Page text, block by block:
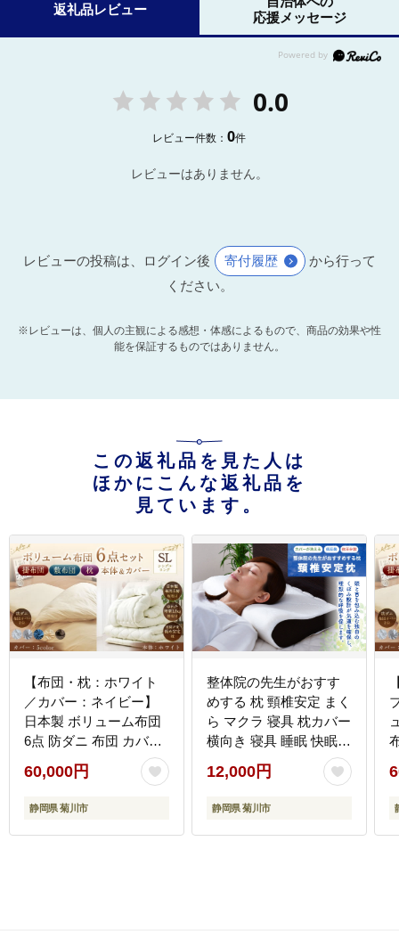
返礼品レビュー
応援メッセージ
0.0
レビュー件数：0件
レビューはありません。
レビューの投稿は、ログイン後 寄付履歴
から行って
ください。
※レビューは、個人の主観による感想・体感によるもので、商品の効果や性
能を保証するものではありません。
この返礼品を見た人は
ほかにこんな返礼品を
見ています。
【布団・枕：ホワイト
／カバー：ネイビー】
日本製 ボリューム布団
6点 防ダニ 布団 カバー
セット 枕 枕カバー 布団
カバー ふとん 布団セッ
ト 寝具 敷布団 掛け布団
60,000円
静岡県 菊川市
整体院の先生がおすす
めする 枕 頸椎安定 まく
ら マクラ 寝具 枕カバー
横向き 寝具 睡眠 快眠
安眠 快適 熟睡
12,000円
静岡県 菊川市